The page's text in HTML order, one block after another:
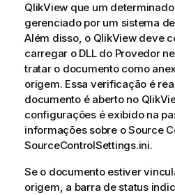
QlikView que um
gerenciado por um sistema
Além disso, o QlikView deve
carregar o DLL do Provedor
tratar o documento como
origem. Essa verificação é
documento é aberto no
configurações é exibido na
informações sobre o Source
SourceControlSettings.ini.
Se o documento estiver
origem, a barra de status